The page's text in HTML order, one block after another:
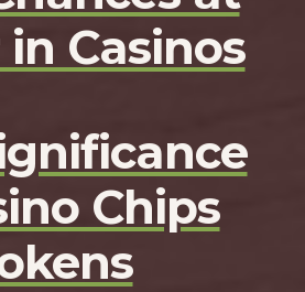
Casinos
Chips